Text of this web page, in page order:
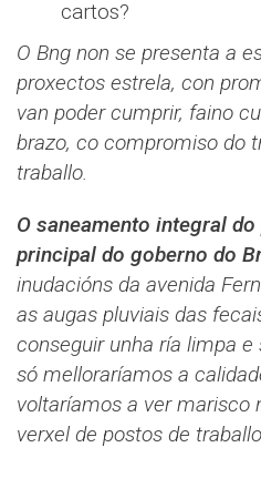
cartos?
O Bng non se presenta a
proxectos estrela, con
van poder cumprir, faino
brazo, co compromiso do
traballo.
O saneamento integral
principal do goberno do
inudacións da avenida
as augas pluviais das
conseguir unha ría limpa e
só melloraríamos a
voltaríamos a ver marisco
verxel de postos de